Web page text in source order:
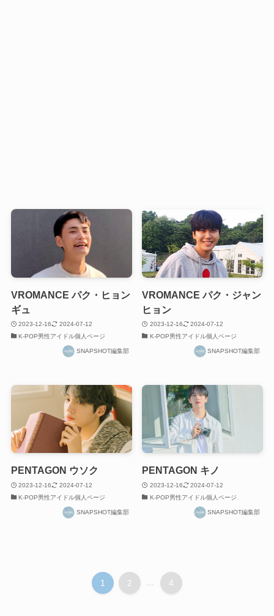
VROMANCE パク・ヒョン
ギュ
2023-12-16
2024-07-12
K-POP男性アイドル個人ページ
SNAPSHOT編集部
VROMANCE パク・ジャン
ヒョン
2023-12-16
2024-07-12
K-POP男性アイドル個人ページ
SNAPSHOT編集部
PENTAGON ウソク
2023-12-16
2024-07-12
K-POP男性アイドル個人ページ
SNAPSHOT編集部
PENTAGON キノ
2023-12-16
2024-07-12
K-POP男性アイドル個人ページ
SNAPSHOT編集部
1 2 ... 4